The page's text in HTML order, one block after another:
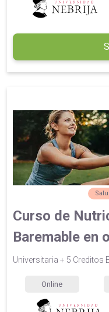
Curso de
Baremable en
Universitaria + 5 Creditos
Online